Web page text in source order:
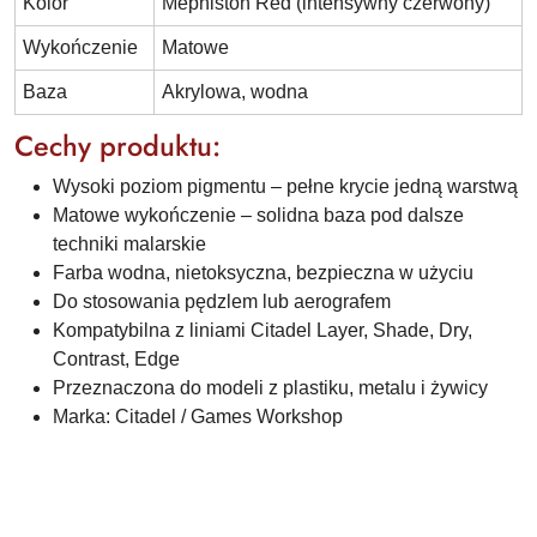
Wykończenie Matowe
Baza Akrylowa, wodna
Cechy produktu:
Wysoki poziom pigmentu – pełne krycie jedną warstwą
Matowe wykończenie – solidna baza pod dalsze
techniki malarskie
Farba wodna, nietoksyczna, bezpieczna w użyciu
Do stosowania pędzlem lub aerografem
Kompatybilna z liniami Citadel Layer, Shade, Dry,
Contrast, Edge
Przeznaczona do modeli z plastiku, metalu i żywicy
Marka: Citadel / Games Workshop